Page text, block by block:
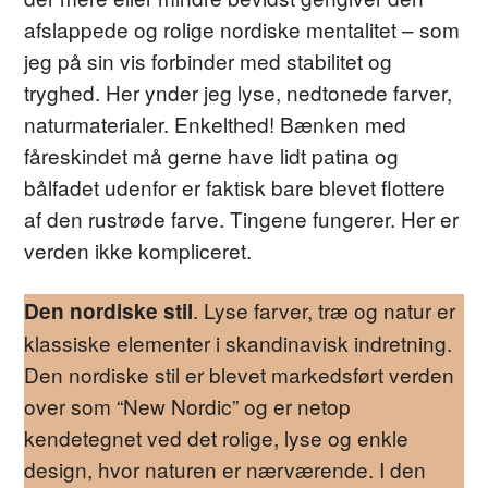
afslappede og rolige nordiske mentalitet – som
jeg på sin vis forbinder med stabilitet og
tryghed. Her ynder jeg lyse, nedtonede farver,
naturmaterialer. Enkelthed! Bænken med
fåreskindet må gerne have lidt patina og
bålfadet udenfor er faktisk bare blevet flottere
af den rustrøde farve. Tingene fungerer. Her er
verden ikke kompliceret.
Den nordiske stil. Lyse farver, træ og natur er
klassiske elementer i skandinavisk indretning.
Den nordiske stil er blevet markedsført verden
over som “New Nordic” og er netop
kendetegnet ved det rolige, lyse og enkle
design, hvor naturen er nærværende. I den